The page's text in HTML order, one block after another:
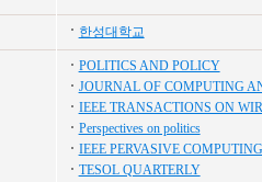
한성대학교
POLITICS AND POLICY
JOURNAL OF COMPUTING
IEEE TRANSACTIONS ON
Perspectives on politics
IEEE PERVASIVE COMPUTING
TESOL QUARTERLY